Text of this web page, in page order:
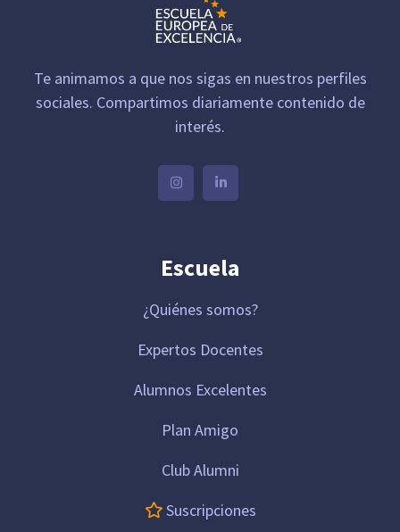
Te animamos a que nos sigas en nuestros perfiles
sociales. Compartimos diariamente contenido de
interés.
Escuela
¿Quiénes somos?
Expertos Docentes
Alumnos Excelentes
Plan Amigo
Club Alumni
Suscripciones